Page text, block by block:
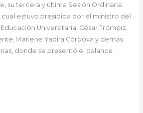
su tercera y última Sesión Ordinaria
cual estuvo presidida por el ministro del
Universitaria, César Trómpiz,
Marlene Yadira Córdova y demás
donde se presentó el balance